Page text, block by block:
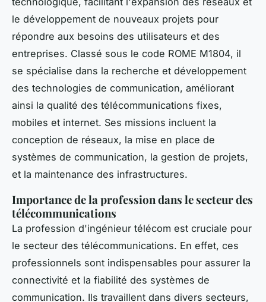
le développement de nouveaux projets pour
répondre aux besoins des utilisateurs et des
entreprises. Classé sous le code ROME M1804, il
se spécialise dans la recherche et développement
des technologies de communication, améliorant
ainsi la qualité des télécommunications fixes,
mobiles et internet. Ses missions incluent la
conception de réseaux, la mise en place de
systèmes de communication, la gestion de projets,
et la maintenance des infrastructures.
Importance de la profession dans le secteur des
télécommunications
La profession d'ingénieur télécom est cruciale pour
le secteur des télécommunications. En effet, ces
professionnels sont indispensables pour assurer la
connectivité et la fiabilité des systèmes de
communication. Ils travaillent dans divers secteurs,